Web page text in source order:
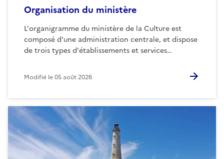
Organisation du ministère
L'organigramme du ministère de la Culture est
composé d'une administration centrale, et dispose
de trois types d'établissements et services…
Modifié le05 août 2026